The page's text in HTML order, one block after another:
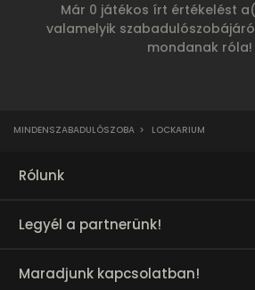
Már 0 játékos írt értékelést
valamelyik
mondanak róla!
MINDENSZABADULÓSZOBA > LOCKARIUM
Rólunk
Legyél a partnerünk!
Maradjunk kapcsolatban!